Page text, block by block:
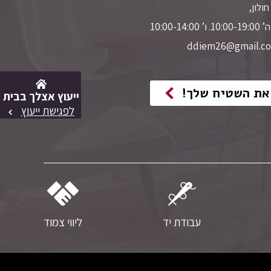
ייעוץ אצלך בבית
לפגישת ייעוץ
השטיח שלך!
עבודת יד ליווי צמוד